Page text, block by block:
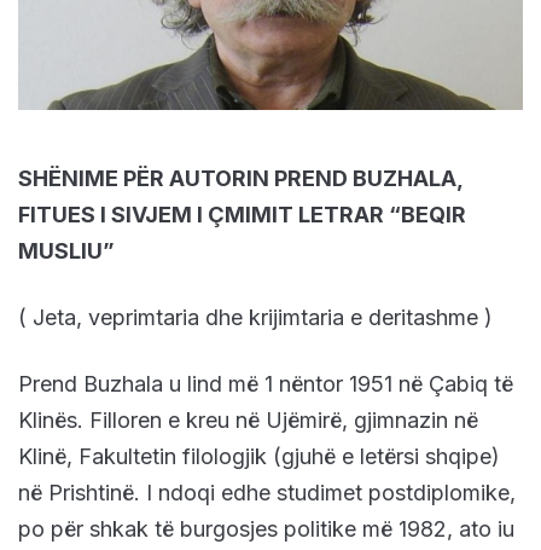
SHËNIME PËR AUTORIN PREND BUZHALA,
FITUES I SIVJEM I ÇMIMIT LETRAR “BEQIR
MUSLIU”
( Jeta, veprimtaria dhe krijimtaria e deritashme )
Prend Buzhala u lind më 1 nëntor 1951 në Çabiq të
Klinës. Filloren e kreu në Ujëmirë, gjimnazin në
Klinë, Fakultetin filologjik (gjuhë e letërsi shqipe)
në Prishtinë. I ndoqi edhe studimet postdiplomike,
po për shkak të burgosjes politike më 1982, ato iu